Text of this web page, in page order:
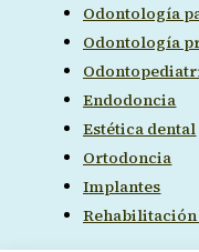
Odontología
Odontología
Endodoncia
Estética dental
Ortodoncia
Implantes